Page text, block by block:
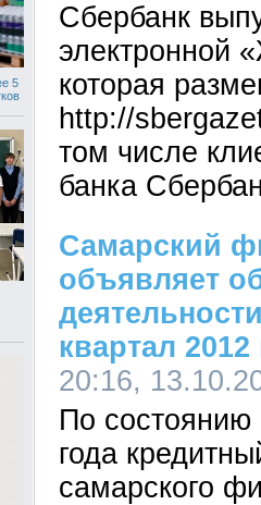
5
Сбербанк
электронной
которая
http://
том числе
банка
Самарский
объявляет
квартал 2012
20:16,
По состоянию
года
самарского